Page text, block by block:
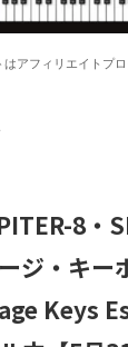
はアフィリエイトプ
8・
ジ・キー
Keys